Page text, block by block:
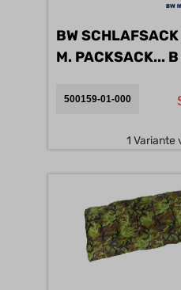
BW
M. PACKSACK... B
500159-01-000
1 Variante